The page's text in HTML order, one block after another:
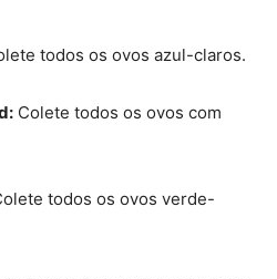
todos os ovos azul-claros.
Colete todos os ovos com
todos os ovos verde-